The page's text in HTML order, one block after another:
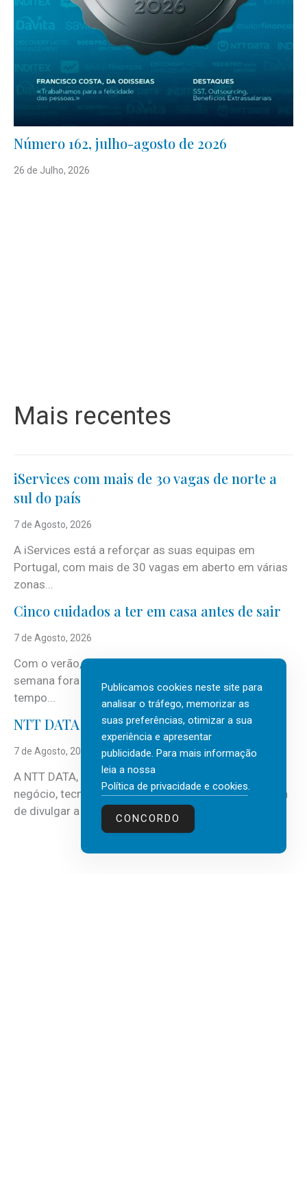
Número 162, julho-agosto de 2026
26 de Julho, 2026
Mais recentes
iServices com mais de 30 vagas de norte a
sul do país
7 de Agosto, 2026
A iServices está a reforçar as suas equipas em
Portugal, com mais de 30 vagas em aberto em várias
zonas...
Cinco cuidados a ter em casa antes de sair
7 de Agosto, 2026
Com o verão, chegam também as férias, os fins-de-
semana fora e os dias em que a casa fica mais
tempo...
NTT DATA Insurtech Global Outlook 2026
7 de Agosto, 2026
A NTT DATA, consultora global em serviços de
negócio, tecnologia e inteligência artificial (IA), acaba
de divulgar a mais recente...
Publicamos cookies neste site para
analisar o tráfego, memorizar as
suas preferências, otimizar a sua
experiência e apresentar
publicidade. Para mais informação
leia a nossa
Política de privacidade e cookies.
CONCORDO